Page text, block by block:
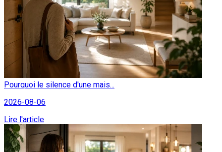
Pourquoi le silence d'une mais...
2026-08-06
Lire l'article